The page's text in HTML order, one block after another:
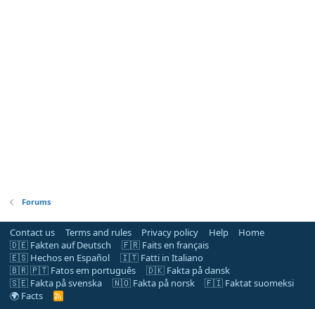
Forums
Contact us Terms and rules Privacy policy Help
Home
🇩🇪 Fakten auf Deutsch
🇫🇷 Faits en français
🇪🇸 Hechos en Español
🇮🇹 Fatti in Italiano
🇧🇷 🇵🇹 Fatos em português
🇩🇰 Fakta på dansk
🇸🇪 Fakta på svenska
🇳🇴 Fakta på norsk
🇫🇮 Faktat suomeksi
🌍 Facts
R